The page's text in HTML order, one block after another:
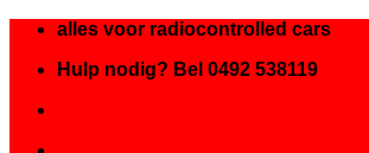
inhoud
alles voor radiocontrolled cars
Hulp nodig? Bel 0492 538119